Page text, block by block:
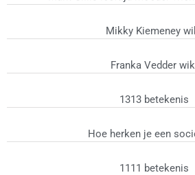
Mikky Kiemeney
Franka Vedder
1313 betekenis
Hoe herken je een
1111 betekenis